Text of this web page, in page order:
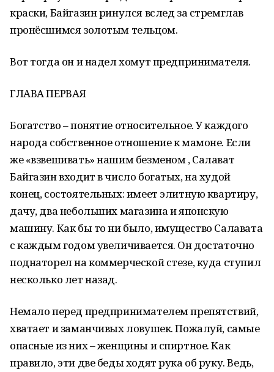
краски, Байгазин ринулся вслед за стремглав
пронёсшимся золотым тельцом.
Вот тогда он и надел хомут предпринимателя.
ГЛАВА ПЕРВАЯ
Богатство – понятие относительное. У каждого
народа собственное отношение к мамоне. Если
же «взвешивать» нашим безменом , Салават
Байгазин входит в число богатых, на худой
конец, состоятельных: имеет элитную квартиру,
дачу, два небольших магазина и японскую
машину. Как бы то ни было, имущество Салавата
с каждым годом увеличивается. Он достаточно
поднаторел на коммерческой стезе, куда ступил
несколько лет назад.
Немало перед предпринимателем препятствий,
хватает и заманчивых ловушек. Пожалуй, самые
опасные из них – женщины и спиртное. Как
правило, эти две беды ходят рука об руку. Ведь,